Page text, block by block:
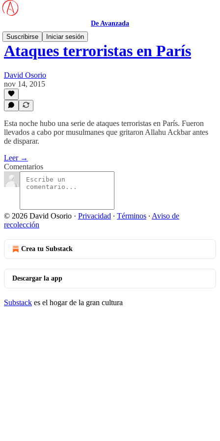
De Avanzada
Suscribirse
Iniciar sesión
Ataques terroristas en París
David Osorio
nov 14, 2015
Esta noche hubo una serie de ataques terroristas en París. Fueron
llevados a cabo por musulmanes que gritaron Allahu Ackbar antes
de disparar.
Leer →
Comentarios
© 2026 David Osorio · Privacidad ∙ Términos ∙ Aviso de
recolección
Crea tu Substack
Descargar la app
Substack es el hogar de la gran cultura